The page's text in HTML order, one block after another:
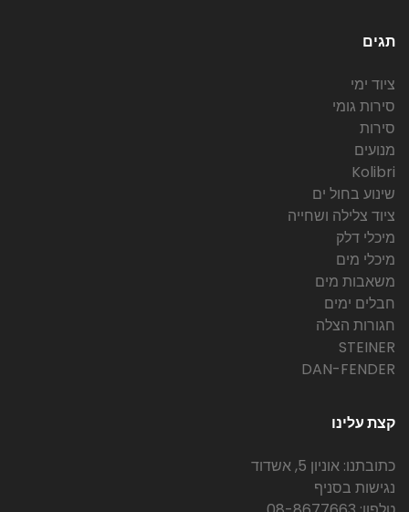
תגים
ציוד ימי
סירות גומי
סירות
מנועים
Kolibri
שינוע בחול ים
ציוד צלילה ושחייה
מיכלי דלק
מיכלי מים
משאבות מים
חבלים ימים
חגורות הצלה
STEINER
DAN-FENDER
קצת עלינו
כתובתנו: אוניון 5, אשדוד
נגישות בסניף